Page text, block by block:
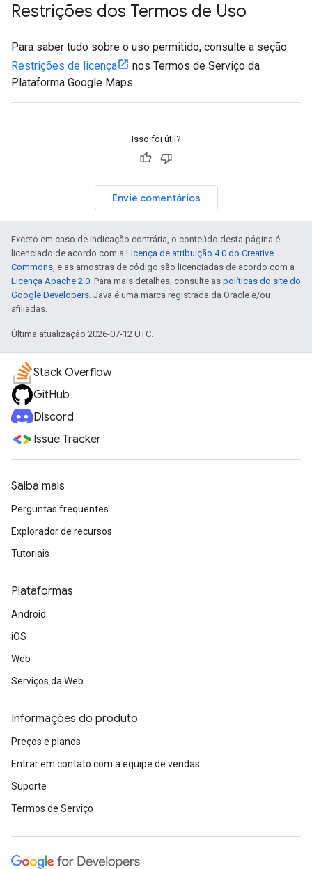
Restrições dos Termos de Uso
Para saber tudo sobre o uso permitido, consulte a seção
Restrições de licença
nos Termos de Serviço da
Plataforma Google Maps.
Isso foi útil?
Envie comentários
Exceto em caso de indicação contrária, o conteúdo desta página é
licenciado de acordo com a Licença de atribuição 4.0 do Creative
Commons, e as amostras de código são licenciadas de acordo com a
Licença Apache 2.0. Para mais detalhes, consulte as políticas do site do
Google Developers. Java é uma marca registrada da Oracle e/ou
afiliadas.
Última atualização 2026-07-12 UTC.
Stack Overflow
GitHub
Discord
Issue Tracker
Saiba mais
Perguntas frequentes
Explorador de recursos
Tutoriais
Plataformas
Android
iOS
Web
Serviços da Web
Informações do produto
Preços e planos
Entrar em contato com a equipe de vendas
Suporte
Termos de Serviço